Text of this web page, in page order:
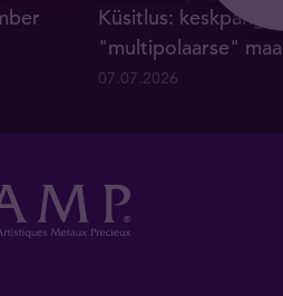
Küsitlus:
"multipolaarse"
07.07.2026